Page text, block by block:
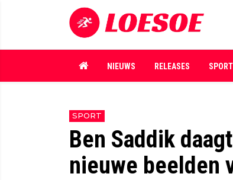
NIEUWS RELEASES SPORT
SPORT
Ben Saddik
nieuwe beelden